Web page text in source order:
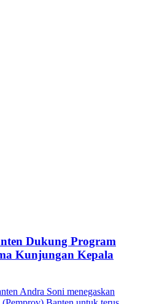
Dukung Program
Kunjungan Kepala
Andra Soni menegaskan